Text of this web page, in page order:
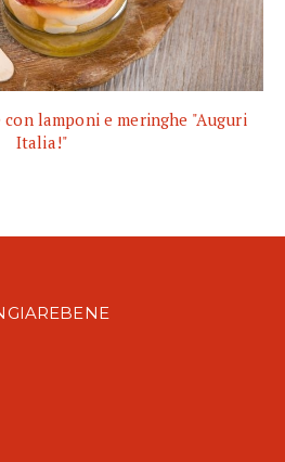
con lamponi e meringhe "Auguri
Italia!"